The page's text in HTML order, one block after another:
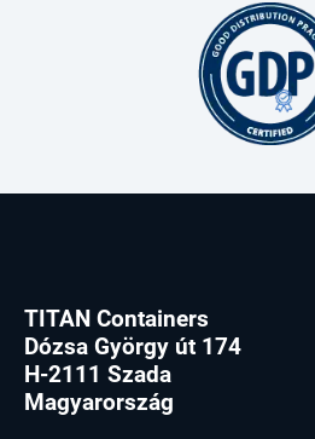
TITAN Containers
Dózsa György út 174
H-2111 Szada
Magyarország